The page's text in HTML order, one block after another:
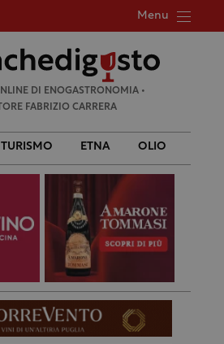
Menu
per:
DI ENOGASTRONOMIA •
FABRIZIO CARRERA
TURISMO ETNA OLIO